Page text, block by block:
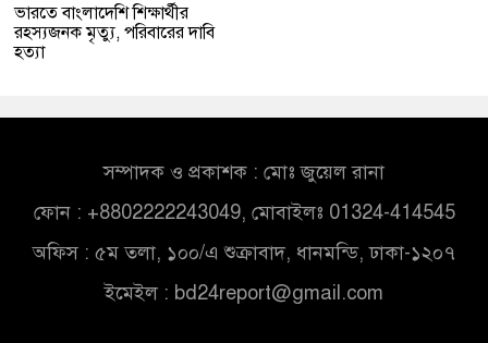
ভারতে বাংলাদেশি শিক্ষার্থীর
রহস্যজনক মৃত্যু, পরিবারের দাবি
হত্যা
সম্পাদক ও প্রকাশক : মোঃ জুয়েল রানা
ফোন : +8802222243049, মোবাইলঃ 01324-414545
অফিস : ৫ম তলা, ১০০/এ শুক্রাবাদ, ধানমন্ডি, ঢাকা-১২০৭
ইমেইল : bd24report@gmail.com